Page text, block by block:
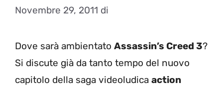
Novembre 29, 2011 di
Dove sarà ambientato Assassin’s Creed 3?
Si discute già da tanto tempo del nuovo
capitolo della saga videoludica action